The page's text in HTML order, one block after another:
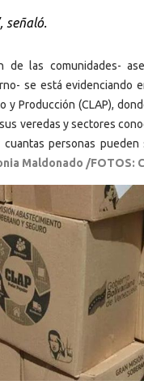
señaló.
de las comunidades-
se está evidenciando
y Producción (CLAP),
veredas y sectores
personas pueden
Maldonado /FOTOS: